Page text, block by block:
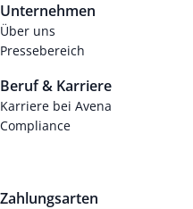
Unternehmen
Über uns
Pressebereich
Beruf & Karriere
Karriere bei Avena
Compliance
Zahlungsarten